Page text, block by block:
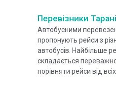
Перевізники
Автобусними
пропонують рейси з
автобусів. Найбільше
складається
порівняти рейси від